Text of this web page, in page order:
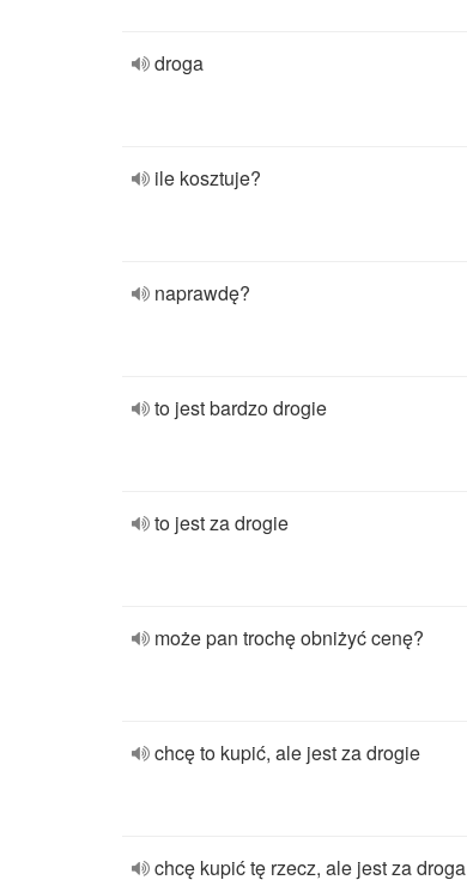
droga
ile kosztuje?
naprawdę?
to jest bardzo drogie
to jest za drogie
może pan trochę obniżyć cenę?
chcę to kupić, ale jest za drogie
chcę kupić tę rzecz, ale jest za droga